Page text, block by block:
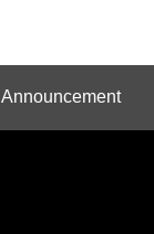
Announcement